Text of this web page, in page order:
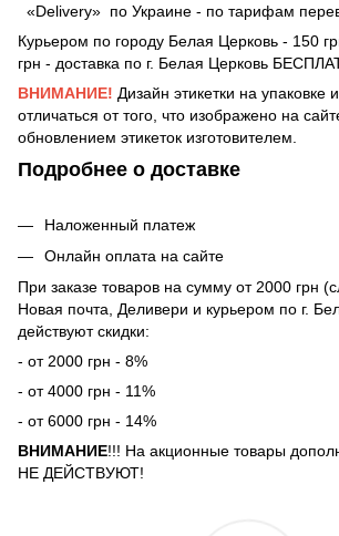
«Delivery» по Украине - по тарифам
Курьером по городу Белая Церковь - 150
грн - доставка по г. Белая Церковь
ВНИМАНИЕ! Дизайн этикетки на упаковке
отличаться от того, что изображено на
обновлением этикеток изготовителем.
Подробнее о доставке
Наложенный платеж
Онлайн оплата на сайте
При заказе товаров на сумму от 2000 грн
Новая почта, Деливери и курьером по г.
действуют скидки:
- от 2000 грн - 8%
- от 4000 грн - 11%
- от 6000 грн - 14%
ВНИМАНИЕ!!! На акционные товары
НЕ ДЕЙСТВУЮТ!